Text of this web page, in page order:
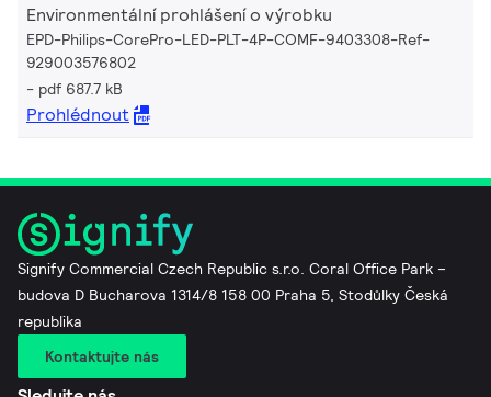
Environmentální prohlášení o výrobku
EPD-Philips-CorePro-LED-PLT-4P-COMF-9403308-Ref-
929003576802
pdf 687.7 kB
Prohlédnout
Signify Commercial Czech Republic s.r.o. Coral Office Park –
budova D Bucharova 1314/8 158 00 Praha 5, Stodůlky Česká
republika
Kontaktujte nás